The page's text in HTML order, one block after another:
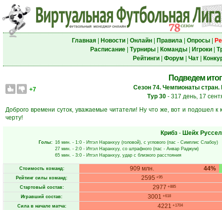
Главная| Новости| Онлайн| Правила| Опросы|
Расписание| Турниры| Команды| Игроки|
Рейтинги| Форум Чат|
Подведем
+7
Сезон 74. Чемпионаты
Тур 30- 317 день, 17
Доброго времени суток, уважаемые читатели! Ну что же, вот и подошел
черту!
Крибз - Шейх
Голы: 16 мин. - 1:0 - Итгэл Наранхуу (головой), с углового (пас - Симплис Слабоу)
27 мин. - 2:0 - Итгэл Наранхуу, со штрафного (пас - Анвар Раджум)
65 мин. - 3:0 - Итгэл Наранхуу, удар с близкого расстояния
Стоимость команд: 44%
909 млн.
Рейтинг силы команд: 2595 +95
Стартовый состав: 2977 +885
Игравший состав: 3001 +618
Сила в начале матча: 4221 +1704